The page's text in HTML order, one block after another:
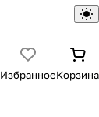
ИзбранноеКорзина